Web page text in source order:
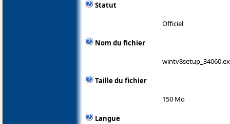
Statut
Officiel
Nom du fichier
Taille du fichier
150 Mo
Langue